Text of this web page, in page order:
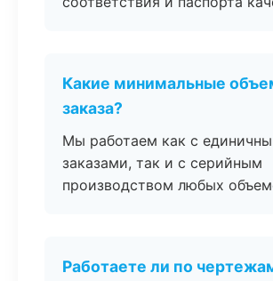
Какие минимальные
заказа?
Мы работаем как с
заказами, так и с серийным
производством любых
Работаете ли по